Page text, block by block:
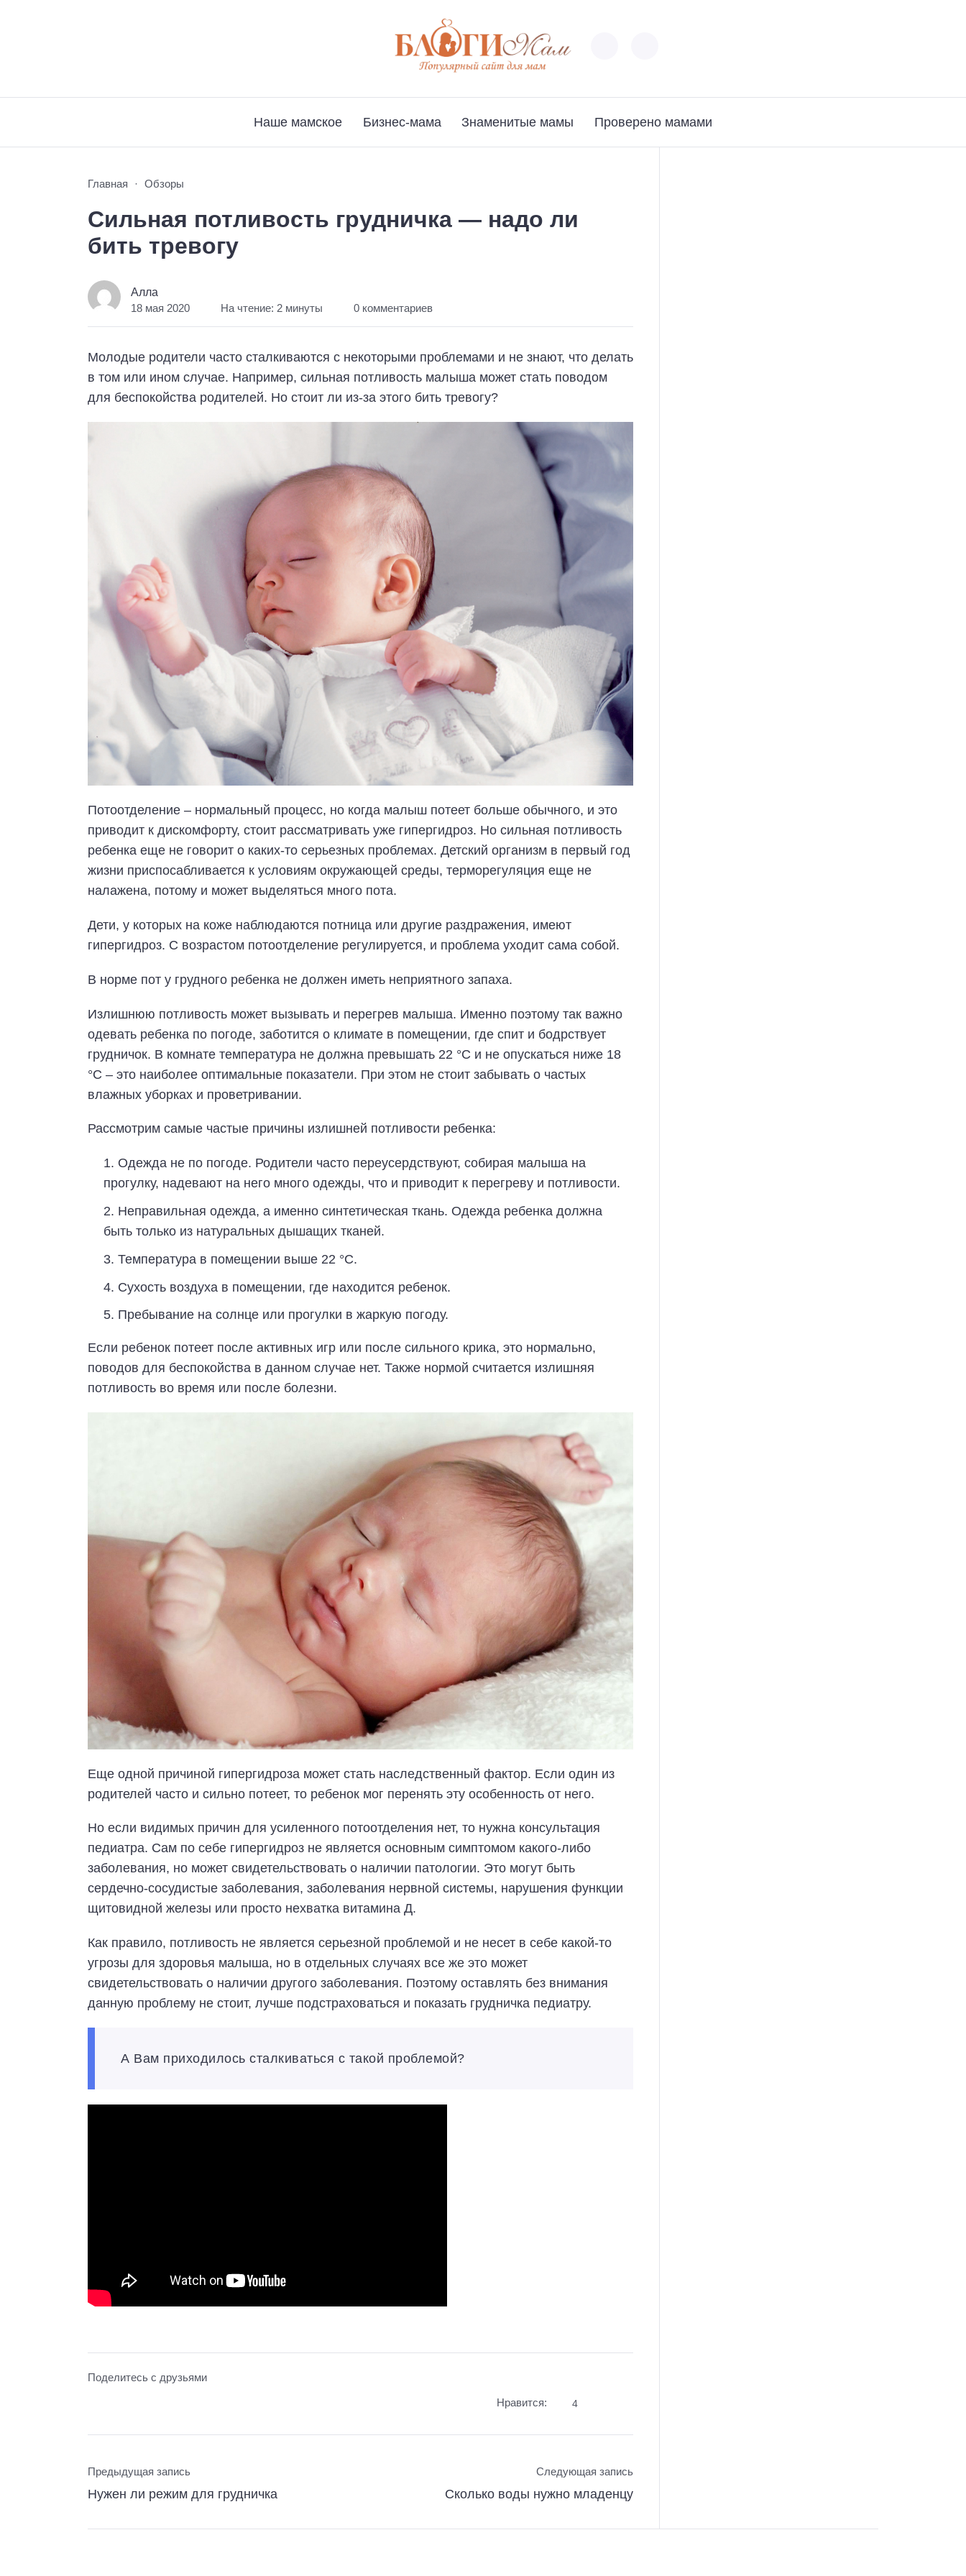
Наше мамское Бизнес-мама Знаменитые мамы Проверено мамами
Главная Обзоры
Сильная потливость грудничка — надо ли
бить тревогу
Алла
18 мая 2020 На чтение: 2 минуты 0 комментариев
Молодые родители часто сталкиваются с некоторыми проблемами и не знают, что делать
в том или ином случае. Например, сильная потливость малыша может стать поводом
для беспокойства родителей. Но стоит ли из-за этого бить тревогу?
Потоотделение – нормальный процесс, но когда малыш потеет больше обычного, и это
приводит к дискомфорту, стоит рассматривать уже гипергидроз. Но сильная потливость
ребенка еще не говорит о каких-то серьезных проблемах. Детский организм в первый год
жизни приспосабливается к условиям окружающей среды, терморегуляция еще не
налажена, потому и может выделяться много пота.
Дети, у которых на коже наблюдаются потница или другие раздражения, имеют
гипергидроз. С возрастом потоотделение регулируется, и проблема уходит сама собой.
В норме пот у грудного ребенка не должен иметь неприятного запаха.
Излишнюю потливость может вызывать и перегрев малыша. Именно поэтому так важно
одевать ребенка по погоде, заботится о климате в помещении, где спит и бодрствует
грудничок. В комнате температура не должна превышать 22 °С и не опускаться ниже 18
°С – это наиболее оптимальные показатели. При этом не стоит забывать о частых
влажных уборках и проветривании.
Рассмотрим самые частые причины излишней потливости ребенка:
Одежда не по погоде. Родители часто переусердствуют, собирая малыша на
прогулку, надевают на него много одежды, что и приводит к перегреву и потливости.
Неправильная одежда, а именно синтетическая ткань. Одежда ребенка должна
быть только из натуральных дышащих тканей.
Температура в помещении выше 22 °С.
Сухость воздуха в помещении, где находится ребенок.
Пребывание на солнце или прогулки в жаркую погоду.
Если ребенок потеет после активных игр или после сильного крика, это нормально,
поводов для беспокойства в данном случае нет. Также нормой считается излишняя
потливость во время или после болезни.
Еще одной причиной гипергидроза может стать наследственный фактор. Если один из
родителей часто и сильно потеет, то ребенок мог перенять эту особенность от него.
Но если видимых причин для усиленного потоотделения нет, то нужна консультация
педиатра. Сам по себе гипергидроз не является основным симптомом какого-либо
заболевания, но может свидетельствовать о наличии патологии. Это могут быть
сердечно-сосудистые заболевания, заболевания нервной системы, нарушения функции
щитовидной железы или просто нехватка витамина Д.
Как правило, потливость не является серьезной проблемой и не несет в себе какой-то
угрозы для здоровья малыша, но в отдельных случаях все же это может
свидетельствовать о наличии другого заболевания. Поэтому оставлять без внимания
данную проблему не стоит, лучше подстраховаться и показать грудничка педиатру.
А Вам приходилось сталкиваться с такой проблемой?
Поделитесь с друзьями
Нравится: 4
Предыдущая запись
Нужен ли режим для грудничка
Следующая запись
Сколько воды нужно младенцу